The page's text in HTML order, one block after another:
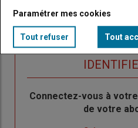
Sous-
Vous êtes
Body
Connectez-vous à
de votre
Paramétrer mes cookies
Tout refuser Tout